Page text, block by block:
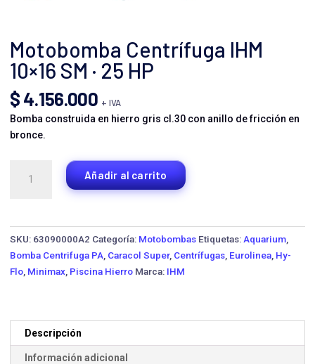
Motobomba Centrífuga IHM
10×16 SM · 25 HP
$4.156.000 + IVA
Bomba construida en hierro gris cl.30 con anillo de fricción en
bronce.
Centrífuga
Añadir al carrito
SKU: 63090000A2 Categoría: Motobombas Etiquetas: Aquarium
Bomba Centrifuga PA Caracol Super, Centrífugas Eurolinea Hy-
Flo Minimax Piscina Hierro Marca: IHM
Descripción
Información adicional